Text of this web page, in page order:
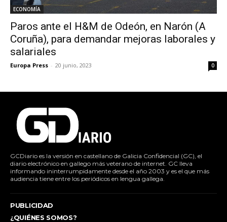
ECONOMÍA
Paros ante el H&M de Odeón, en Narón (A
Coruña), para demandar mejoras laborales y
salariales
Europa Press - 20 junio, 2023 0
GCDiario es la versión en castellano de Galicia Confidencial (GC), el
diario electrónico en gallego más veterano de internet. GC lleva
informando ininterrumpidamente desde el año 2003 y es el que más
audiencia tiene entre los periódicos en lengua gallega.
PUBLICIDAD
¿QUIÉNES SOMOS?